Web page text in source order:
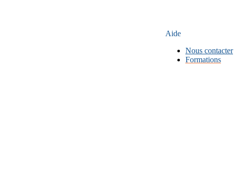
Aide
Nous contacter
Formations